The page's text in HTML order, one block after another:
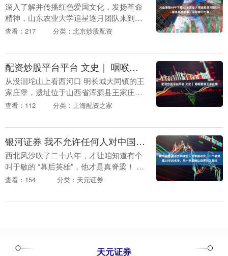
深入了解并传播红色爱国文化，发扬革命
精神，山东农业大学追星逐月团队来到泰
安市革命博物纪念馆，重温革命故事，汲
不朽传奇,纪念....
查看：217 分类：北京炒股配资
配资炒股平台平台 文史｜ 咽喉要道王家庄堡
从没泪坨山上看西河口 明长城大同镇的王
家庄堡，遗址位于山西省浑源县王家庄堡
村。嘉靖十九年（1540年）土筑，万历三
3丈....
查看：112 分类：上海配资之家
银河证券 我不允许任何人对中国动武，一个被隐藏28年的名字，用一声巨响让世界为之颤抖
西北风沙吹了二十八年，才让咱知道有个
叫于敏的 “幕后英雄”，他才是真脊梁！ 家
人们，今儿个咱得唠个让人心里又热又酸
风沙，....
查看：154 分类：天元证券
天元证券